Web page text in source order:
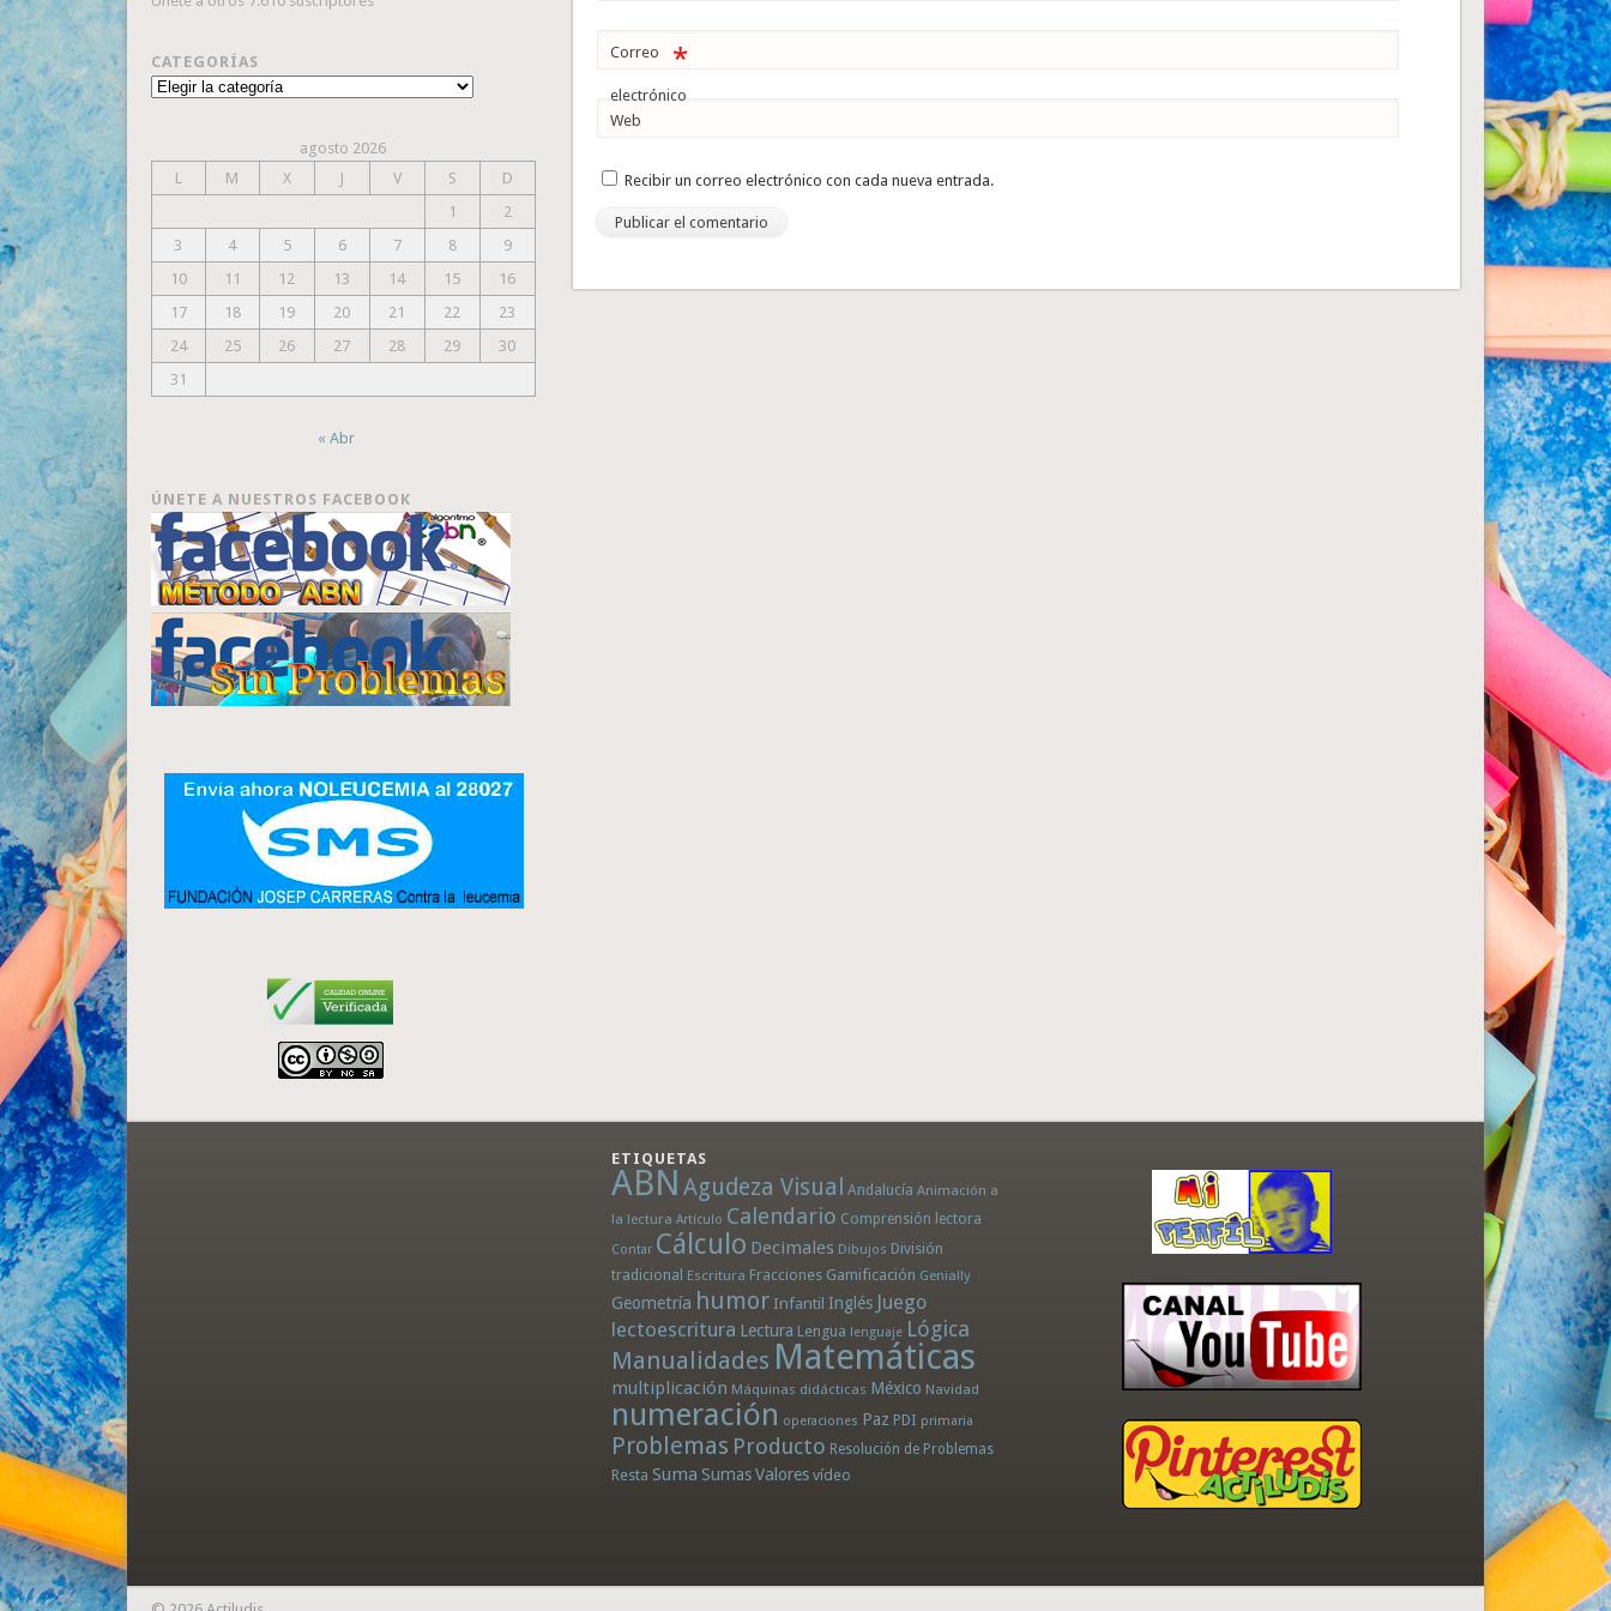
Correo
electrónico
*
Web
Recibir un correo electrónico con cada nueva entrada.
CATEGORÍAS
Categorías
agosto 2026
L
M X J V S
D
1
2
3
4 5 6 7 8
9
10
11 12 13 14 15
16
17
18 19 20 21 22
23
24
25 26 27 28 29
30
31
« Abr
ÚNETE A NUESTROS FACEBOOK
ETIQUETAS
ABN Agudeza Visual Andalucía Animación a
la lectura Artículo Calendario Comprensión lectora
Contar Cálculo Decimales Dibujos División
tradicional Escritura Fracciones Gamificación Genially
Geometría humor Infantil Inglés Juego
lectoescritura Lectura Lengua lenguaje Lógica
Manualidades Matemáticas
multiplicación Máquinas didácticas México Navidad
numeración operaciones Paz PDI primaria
Problemas Producto Resolución de Problemas
Resta Suma SumasValores vídeo